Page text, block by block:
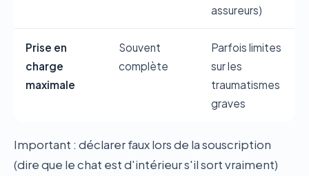
assureurs)
Prise en
charge
maximale
Souvent
complète
Parfois limites
sur les
traumatismes
graves
Important : déclarer faux lors de la souscription
(dire que le chat est d'intérieur s'il sort vraiment)